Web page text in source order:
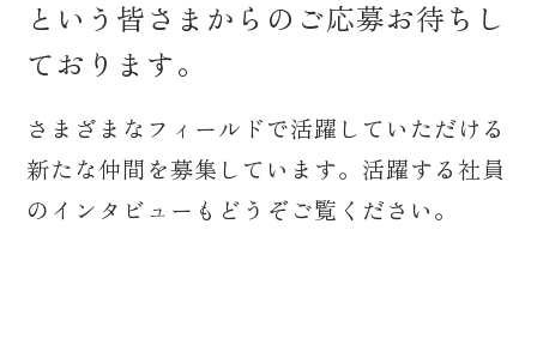
という皆さまからのご応募お待ちし
ております。
さまざまなフィールドで活躍していただける
新たな仲間を募集しています。活躍する社員
のインタビューもどうぞご覧ください。